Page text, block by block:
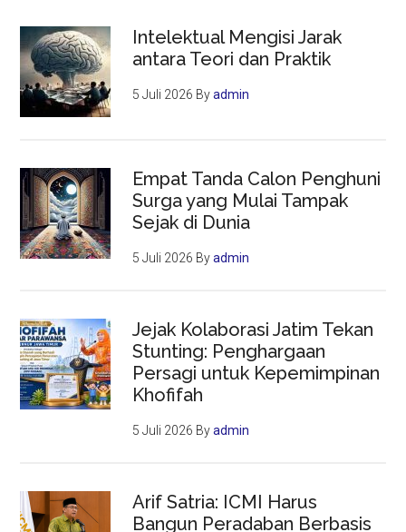
Intelektual Mengisi Jarak
antara Teori dan Praktik
5 Juli 2026 Byadmin
Empat Tanda Calon Penghuni
Surga yang Mulai Tampak
Sejak di Dunia
5 Juli 2026 Byadmin
Jejak Kolaborasi Jatim Tekan
Stunting: Penghargaan
Persagi untuk Kepemimpinan
Khofifah
5 Juli 2026 Byadmin
Arif Satria: ICMI Harus
Bangun Peradaban Berbasis